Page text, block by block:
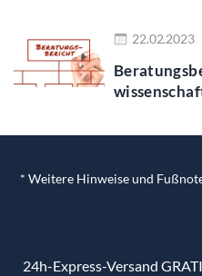
22.02.2023
* Weitere Hinweise und
24h-Express-Versand